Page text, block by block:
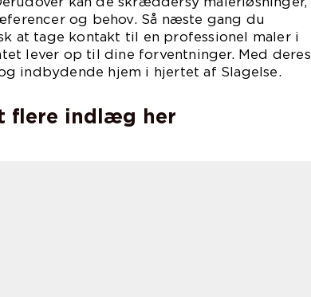
og behov. Så næste gang du
at tage kontakt til en professionel maler i
lever op til dine forventninger. Med deres
indbydende hjem i hjertet af Slagelse.
flere indlæg her